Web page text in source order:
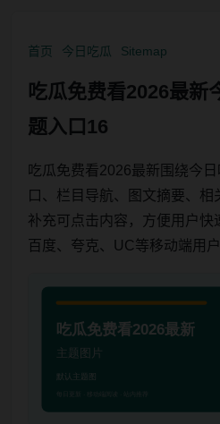
首页 今日吃瓜 Sitemap
吃瓜免费看2026最新
题入口16
吃瓜免费看2026最新围绕今
口、栏目导航、图文摘要、
补充可点击内容，方便用户快
百度、夸克、UC等移动端用